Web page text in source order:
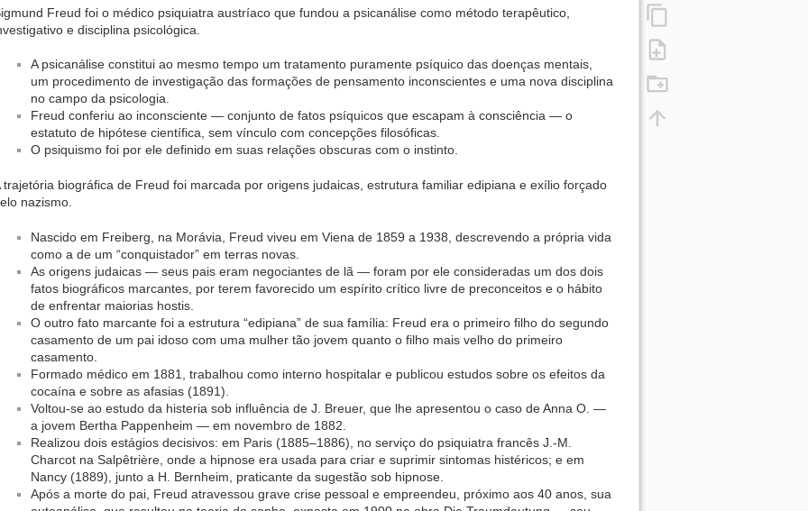
Freud foi o médico psiquiatra austríaco que fundou a psicanálise como método terapêutico,
e disciplina psicológica.
A psicanálise constitui ao mesmo tempo um tratamento puramente psíquico das doenças mentais,
um procedimento de investigação das formações de pensamento inconscientes e uma nova disciplina
no campo da psicologia.
Freud conferiu ao inconsciente — conjunto de fatos psíquicos que escapam à consciência — o
estatuto de hipótese científica, sem vínculo com concepções filosóficas.
O psiquismo foi por ele definido em suas relações obscuras com o instinto.
trajetória biográfica de Freud foi marcada por origens judaicas, estrutura familiar edipiana e exílio forçado
nazismo.
Nascido em Freiberg, na Morávia, Freud viveu em Viena de 1859 a 1938, descrevendo a própria vida
como a de um “conquistador” em terras novas.
As origens judaicas — seus pais eram negociantes de lã — foram por ele consideradas um dos dois
fatos biográficos marcantes, por terem favorecido um espírito crítico livre de preconceitos e o hábito
de enfrentar maiorias hostis.
O outro fato marcante foi a estrutura “edipiana” de sua família: Freud era o primeiro filho do segundo
casamento de um pai idoso com uma mulher tão jovem quanto o filho mais velho do primeiro
casamento.
Formado médico em 1881, trabalhou como interno hospitalar e publicou estudos sobre os efeitos da
cocaína e sobre as afasias (1891).
Voltou-se ao estudo da histeria sob influência de J. Breuer, que lhe apresentou o caso de Anna O. —
a jovem Bertha Pappenheim — em novembro de 1882.
Realizou dois estágios decisivos: em Paris (1885–1886), no serviço do psiquiatra francês J.-M.
Charcot na Salpêtrière, onde a hipnose era usada para criar e suprimir sintomas histéricos; e em
Nancy (1889), junto a H. Bernheim, praticante da sugestão sob hipnose.
Após a morte do pai, Freud atravessou grave crise pessoal e empreendeu, próximo aos 40 anos, sua